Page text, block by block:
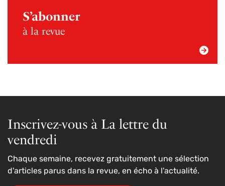
S’abonner
à la revue
Inscrivez-vous à La lettre du
vendredi
Chaque semaine, recevez gratuitement une sélection
d'articles parus dans la revue, en écho à l'actualité.